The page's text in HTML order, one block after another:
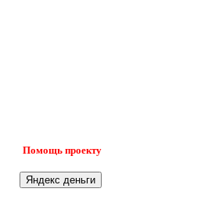
Помощь проекту